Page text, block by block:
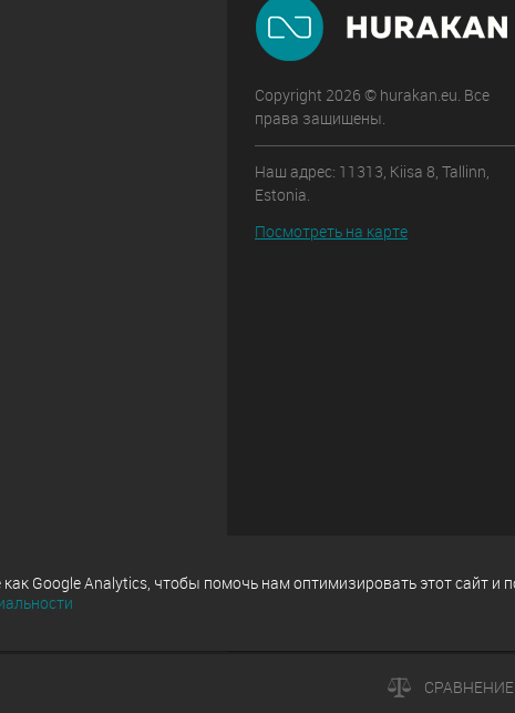
Copyright 2026 © hurakan.eu. Все
права защищены.
Наш адрес: 11313, Kiisa 8, Tallinn,
Estonia.
Посмотреть на карте
СРАВНЕНИЕ
Google Analytics, чтобы помочь нам оптимизировать этот сайт